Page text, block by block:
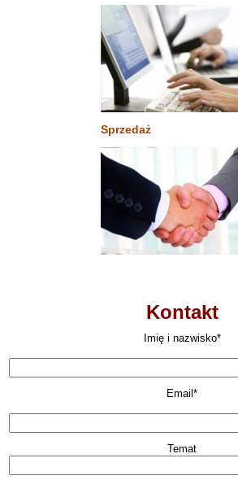
Sprzedaż
Kontakt
Imię i nazwisko*
Email*
Temat